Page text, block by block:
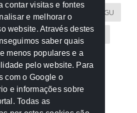
CAU-MT CGU
MPC-MT MPE-MT
PF PGE-MT PGR
Sem categoria
TRE
contar visitas e fontes
e melhorar o
website. Através destes
saber quais
menos populares e a
pelo website. Para
com o Google o
e informações sobre
Todas as